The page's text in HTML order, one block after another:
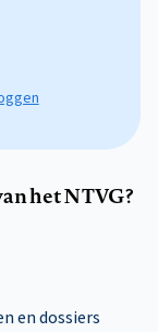
het NTVG?
en dossiers